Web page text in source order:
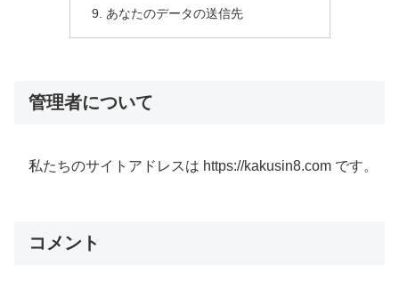
あなたのデータの送信先
管理者について
私たちのサイトアドレスは https://kakusin8.com です。
コメント